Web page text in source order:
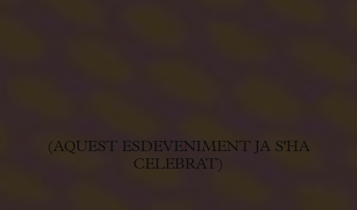
(AQUEST ESDEVENIMENT JA S'HA
CELEBRAT)